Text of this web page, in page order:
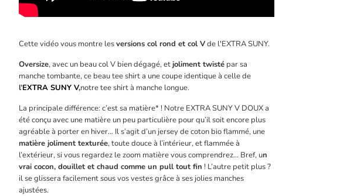
Cette vidéo vous montre lesversions col rond et col Vde l'EXTRA SUNY.
Oversize, avec un beau col V bien dégagé, etjoliment twisté par sa
manche tombante, ce beau tee shirt a une coupe identique à celle de
l’EXTRA SUNY V,notre tee shirt à manche longue.
La principale différence: c’est sa matière*! Notre EXTRA SUNY V DOUX a
été conçu avec une matière un peu particulière pour qu’il soit encore plus
agréable à porter en hiver… Il s’agit d’un jersey de coton bio flammé, une
matière joliment texturée,toute douce à l’intérieur, et flammée à
l’extérieur, si vous regardez le zoom matière vous comprendrez... Bref, un
vrai cocon, douillet et chaud comme un pull tout fin ! L’autre petit plus ?
il se glissera facilement sous vos vestes grâce à ses jolies manches
ajustées.